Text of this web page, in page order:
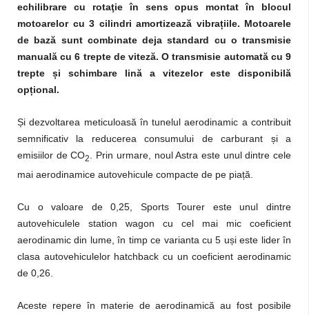
echilibrare cu rotaţie în sens opus montat în blocul
motoarelor cu 3 cilindri amortizează vibrațiile. Motoarele
de bază sunt combinate deja standard cu o transmisie
manuală cu 6 trepte de viteză. O transmisie automată cu 9
trepte și schimbare lină a vitezelor este disponibilă
opțional.
Și dezvoltarea meticuloasă în tunelul aerodinamic a contribuit
semnificativ la reducerea consumului de carburant și a
emisiilor de CO2
. Prin urmare, noul Astra este unul dintre cele
mai aerodinamice autovehicule compacte de pe piață.
Cu o valoare de 0,25, Sports Tourer este unul dintre
autovehiculele station wagon cu cel mai mic coeficient
aerodinamic din lume, în timp ce varianta cu 5 uși este lider în
clasa autovehiculelor hatchback cu un coeficient aerodinamic
de 0,26.
Aceste repere în materie de aerodinamică au fost posibile